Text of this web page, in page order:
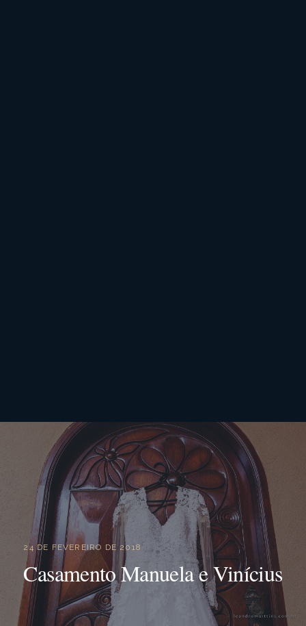
24 DE FEVEREIRO DE 2018
Casamento Manuela e Vinícius